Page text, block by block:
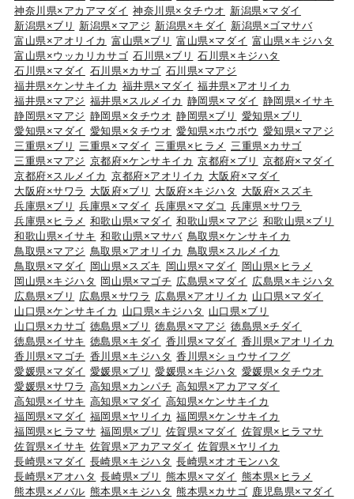
神奈川県×アカアマダイ 神奈川県×タチウオ 新潟県×マダイ
新潟県×ブリ
新潟県×マアジ 新潟県×キダイ
新潟県×ゴマサバ
富山県×アオリイカ 富山県×ブリ 富山県×マダイ 富山県×キジハタ
富山県×ウッカリカサゴ 石川県×ブリ
石川県×キジハタ
石川県×マダイ 石川県×カサゴ 石川県×マアジ
福井県×ケンサキイカ 福井県×マダイ 福井県×アオリイカ
福井県×マアジ 福井県×スルメイカ 静岡県×マダイ 静岡県×イサキ
静岡県×マアジ 静岡県×タチウオ 静岡県×ブリ
愛知県×ブリ
愛知県×マダイ 愛知県×タチウオ 愛知県×ホウボウ 愛知県×マアジ
三重県×ブリ
三重県×マダイ 三重県×ヒラメ
三重県×カサゴ
三重県×マアジ 京都府×ケンサキイカ 京都府×ブリ
京都府×マダイ
京都府×スルメイカ 京都府×アオリイカ
大阪府×マダイ
大阪府×サワラ
大阪府×ブリ 大阪府×キジハタ
大阪府×スズキ
兵庫県×ブリ
兵庫県×マダイ 兵庫県×マダコ
兵庫県×サワラ
兵庫県×ヒラメ 和歌山県×マダイ 和歌山県×マアジ 和歌山県×ブリ
和歌山県×イサキ 和歌山県×マサバ 鳥取県×ケンサキイカ
鳥取県×マアジ 鳥取県×アオリイカ
鳥取県×スルメイカ
鳥取県×マダイ
岡山県×スズキ 岡山県×マダイ
岡山県×ヒラメ
岡山県×キジハタ 岡山県×マゴチ 広島県×マダイ 広島県×キジハタ
広島県×ブリ
広島県×サワラ 広島県×アオリイカ 山口県×マダイ
山口県×ケンサキイカ
山口県×キジハタ
山口県×ブリ
山口県×カサゴ 徳島県×ブリ 徳島県×マアジ 徳島県×チダイ
徳島県×イサキ 徳島県×キダイ 香川県×マダイ 香川県×アオリイカ
香川県×マゴチ 香川県×キジハタ 香川県×ショウサイフグ
愛媛県×マダイ 愛媛県×ブリ 愛媛県×キジハタ 愛媛県×タチウオ
愛媛県×サワラ 高知県×カンパチ 高知県×アカアマダイ
高知県×イサキ 高知県×マダイ 高知県×ケンサキイカ
福岡県×マダイ 福岡県×ヤリイカ 福岡県×ケンサキイカ
福岡県×ヒラマサ 福岡県×ブリ 佐賀県×マダイ 佐賀県×ヒラマサ
佐賀県×イサキ 佐賀県×アカアマダイ 佐賀県×ヤリイカ
長崎県×マダイ 長崎県×キジハタ 長崎県×オオモンハタ
長崎県×アオハタ 長崎県×ブリ 熊本県×マダイ 熊本県×ヒラメ
熊本県×メバル 熊本県×キジハタ 熊本県×カサゴ 鹿児島県×マダイ